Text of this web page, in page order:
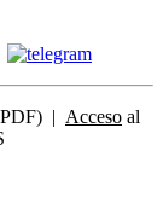
| Acceso al